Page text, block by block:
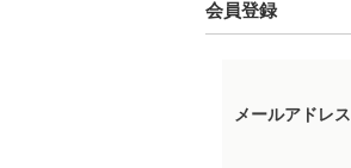
会員登録
メールアドレス